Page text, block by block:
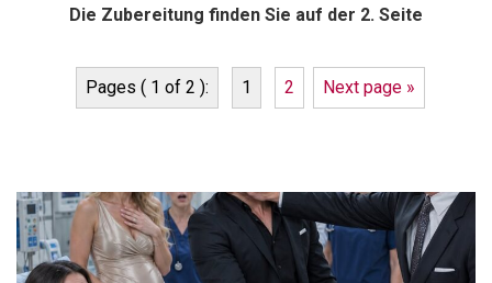
Die Zubereitung finden Sie auf der 2. Seite
Pages ( 1 of 2 ): 1 2 Next page »